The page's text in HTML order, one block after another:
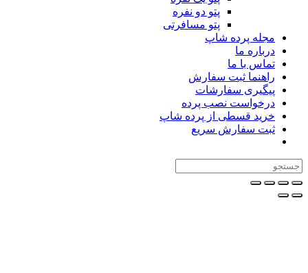
پتو دو نفره
پتو مسافرتی
مجله پرده شاپ
درباره ما
تماس با ما
راهنما ثبت سفارش
پیگیری سفارشات
درخواست نصب پرده
خرید قسطی از پرده شاپ
ثبت سفارش سریع